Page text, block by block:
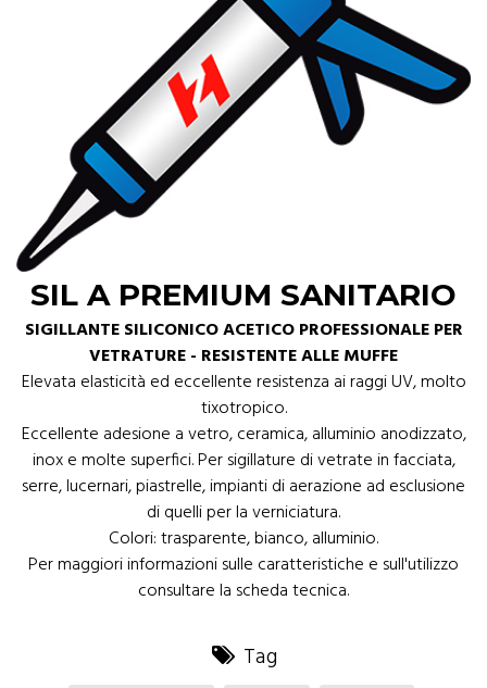
SIL A PREMIUM SANITARIO
SIGILLANTE SILICONICO ACETICO PROFESSIONALE PER
VETRATURE - RESISTENTE ALLE MUFFE
Elevata elasticità ed eccellente resistenza ai raggi UV, molto
tixotropico.
Eccellente adesione a vetro, ceramica, alluminio anodizzato,
inox e molte superfici. Per sigillature di vetrate in facciata,
serre, lucernari, piastrelle, impianti di aerazione ad esclusione
di quelli per la verniciatura.
Colori: trasparente, bianco, alluminio.
Per maggiori informazioni sulle caratteristiche e sull'utilizzo
consultare la scheda tecnica.
Tag